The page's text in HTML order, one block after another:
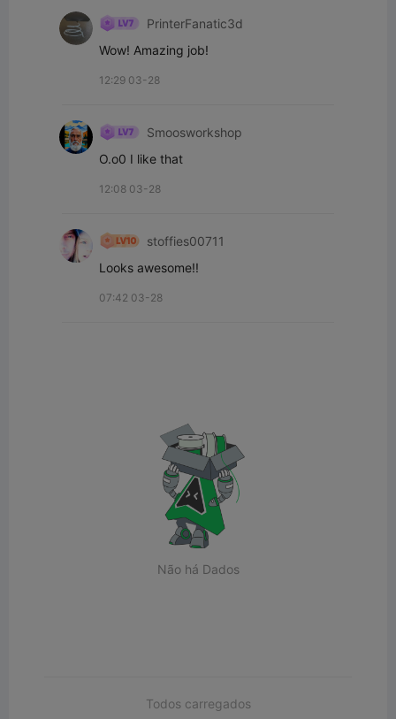
PrinterFanatic3d
Wow! Amazing job!
12:29 03-28
Smoosworkshop
O.o0 I like that
12:08 03-28
stoffies00711
Looks awesome!!
07:42 03-28
Não há Dados
Todos carregados